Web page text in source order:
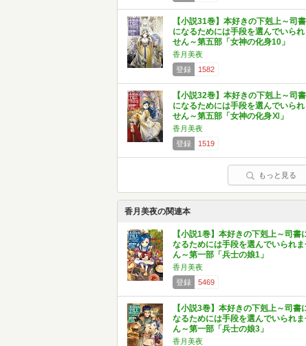
【小説31巻】本好きの下剋上～司書
になるためには手段を選んでいられ
せん～第五部「女神の化身10」
香月美夜
登録
1582
【小説32巻】本好きの下剋上～司書
になるためには手段を選んでいられ
せん～第五部「女神の化身Ⅺ」
香月美夜
登録
1519
もっと見る
香月美夜の関連本
【小説1巻】本好きの下剋上～司書
なるためには手段を選んでいられ
ん～第一部「兵士の娘1」
香月美夜
登録
5469
【小説3巻】本好きの下剋上～司書
なるためには手段を選んでいられ
ん～第一部「兵士の娘3」
香月美夜